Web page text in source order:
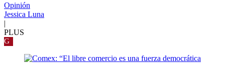
Opinión
Jessica Luna
|
PLUS
G